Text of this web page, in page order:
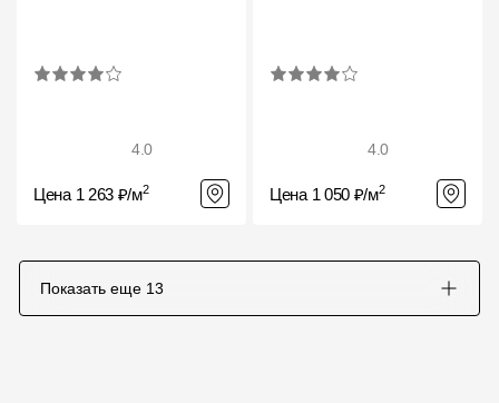
4.0
Цена 1 263 ₽/м2
4.0
Цена 1 050 ₽/м2
Показать еще 13